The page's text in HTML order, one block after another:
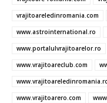
o
k
vrajitoareledinromania.com
www.astrointernational.ro
www.portalulvrajitoarelor.ro
www.vrajitoareclub.com
www.vrajitoarero.com